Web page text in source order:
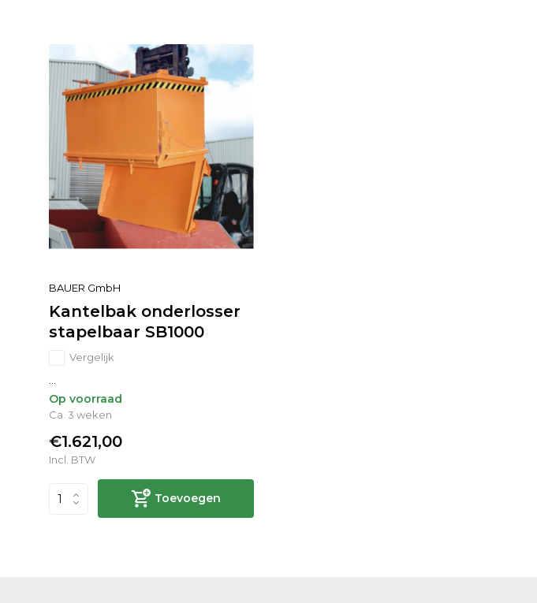
BAUER GmbH
Kantelbak onderlosser
stapelbaar SB1000
Vergelijk
Op voorraad
Ca. 3 weken
€1.621,00
Incl. BTW
Toevoegen